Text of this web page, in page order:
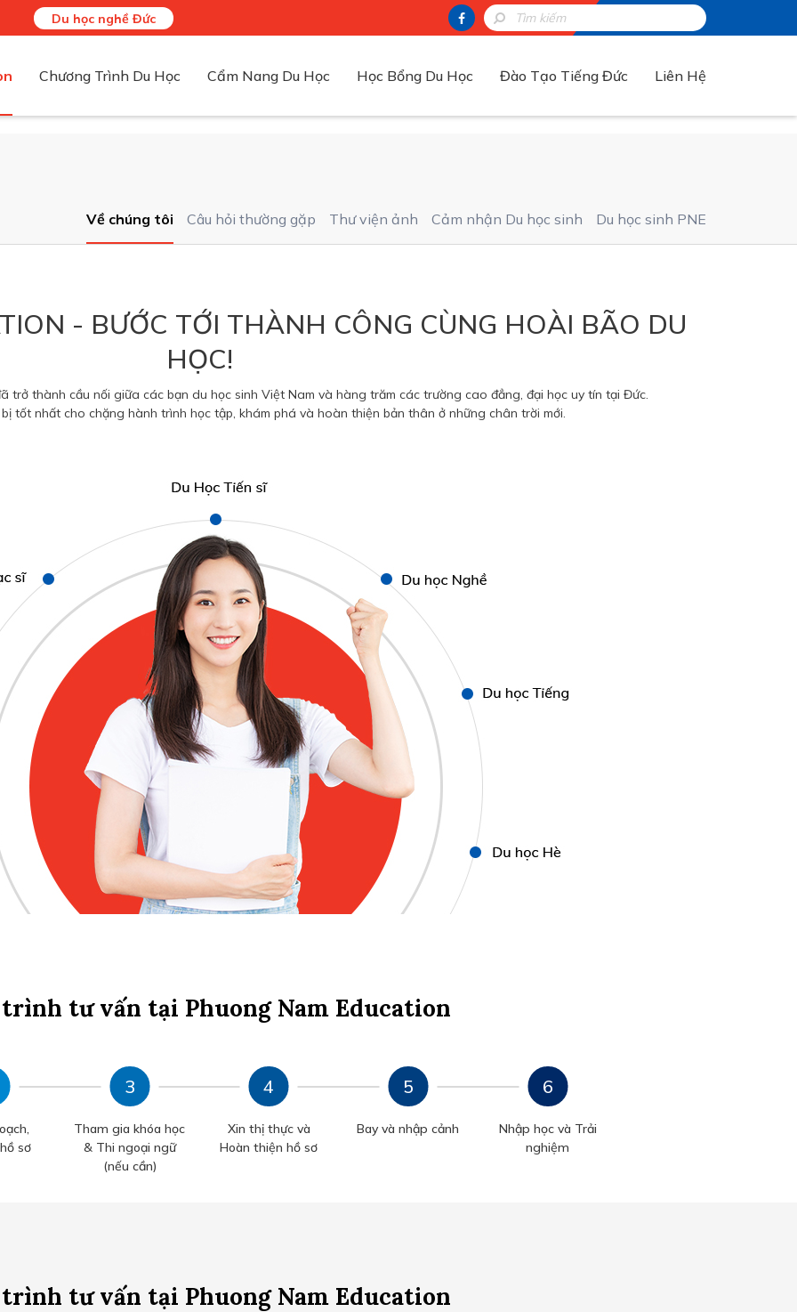
Du học nghề Đức
Chương Trình Du Học Cẩm Nang Du Học Học Bổng Du Học Đào Tạo Tiếng Đức Liên Hệ
Về chúng tôi Câu hỏi thường gặp Thư viện ảnh Cảm nhận Du học sinh Du học sinh PNE
- BƯỚC TỚI THÀNH CÔNG CÙNG HOÀI BÃO DU
HỌC!
trở thành cầu nối giữa các bạn du học sinh Việt Nam và hàng trăm các trường cao đẳng, đại học uy tín tại Đức.
tốt nhất cho chặng hành trình học tập, khám phá và hoàn thiện bản thân ở những chân trời mới.
tư vấn tại Phuong Nam Education
sơ
Tham gia khóa học
& Thi ngoại ngữ
(nếu cần)
Xin thị thực và
Hoàn thiện hồ sơ
Bay và nhập cảnh
Nhập học và Trải
nghiệm
tư vấn tại Phuong Nam Education